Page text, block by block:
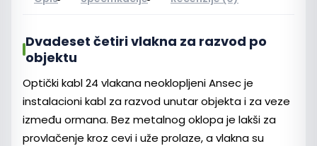
Dvadeset četiri vlakna za razvod po
objektu
Optički kabl 24 vlakana neoklopljeni Ansec je
instalacioni kabl za razvod unutar objekta i za veze
između ormana. Bez metalnog oklopa je lakši za
provlačenje kroz cevi i uže prolaze, a vlakna su